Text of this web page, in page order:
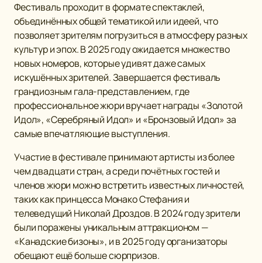
Фестиваль проходит в формате спектаклей,
объединённых общей тематикой или идеей, что
позволяет зрителям погрузиться в атмосферу разных
культур и эпох. В 2025 году ожидается множество
новых номеров, которые удивят даже самых
искушённых зрителей. Завершается фестиваль
грандиозным гала-представлением, где
профессиональное жюри вручает награды «Золотой
Идол», «Серебряный Идол» и «Бронзовый Идол» за
самые впечатляющие выступления.
Участие в фестивале принимают артисты из более
чем двадцати стран, а среди почётных гостей и
членов жюри можно встретить известных личностей,
таких как принцесса Монако Стефания и
телеведущий Николай Дроздов. В 2024 году зрители
были поражены уникальным аттракционом —
«Канадские бизоны», и в 2025 году организаторы
обещают ещё больше сюрпризов.